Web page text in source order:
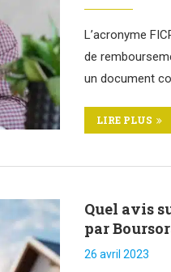
L’acronyme
de
un document
LIRE PLUS
Quel avis
par
26 avril 2023